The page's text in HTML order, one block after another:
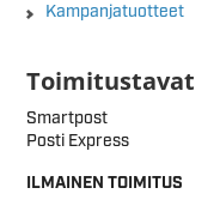
Kampanjatuotteet
Toimitustavat
Smartpost
Posti Express
ILMAINEN TOIMITUS